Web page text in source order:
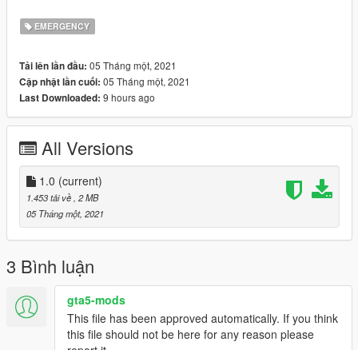
RO: Veti gasi instructiunile de instalare inauntrul.
EN: You will find the installation instructions inside.
Daca iti place ceea ce fac , nu uita sa lasi o apreciere.
EMERGENCY
Tải lên lần đầu: 05 Tháng một, 2021
Cập nhật lần cuối: 05 Tháng một, 2021
Last Downloaded: 9 hours ago
All Versions
1.0 (current)
1.453 tải về , 2 MB
05 Tháng một, 2021
3 Bình luận
gta5-mods
This file has been approved automatically. If you think
this file should not be here for any reason please